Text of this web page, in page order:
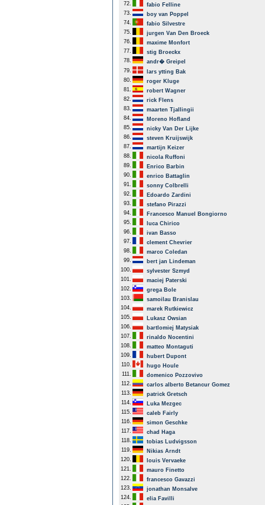
72.
fabio Felline
73.
boy van Poppel
74.
fabio Silvestre
75.
jurgen Van Den Broeck
76.
maxime Monfort
77.
stig Broeckx
78.
andr� Greipel
79.
lars ytting Bak
80.
roger Kluge
81.
robert Wagner
82.
rick Flens
83.
maarten Tjallingii
84.
Moreno Hofland
85.
nicky Van Der Lijke
86.
steven Kruijswijk
87.
martijn Keizer
88.
nicola Ruffoni
89.
Enrico Barbin
90.
enrico Battaglin
91.
sonny Colbrelli
92.
Edoardo Zardini
93.
stefano Pirazzi
94.
Francesco Manuel Bongiorno
95.
luca Chirico
96.
ivan Basso
97.
clement Chevrier
98.
marco Coledan
99.
bert jan Lindeman
100.
sylvester Szmyd
101.
maciej Paterski
102.
grega Bole
103.
samoilau Branislau
104.
marek Rutkiewicz
105.
Lukasz Owsian
106.
bartlomiej Matysiak
107.
rinaldo Nocentini
108.
matteo Montaguti
109.
hubert Dupont
110.
hugo Houle
111.
domenico Pozzovivo
112.
carlos alberto Betancur Gomez
113.
patrick Gretsch
114.
Luka Mezgec
115.
caleb Fairly
116.
simon Geschke
117.
chad Haga
118.
tobias Ludvigsson
119.
Nikias Arndt
120.
louis Vervaeke
121.
mauro Finetto
122.
francesco Gavazzi
123.
jonathan Monsalve
124.
elia Favilli